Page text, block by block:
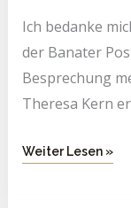
Ich bedanke
der Banater
Besprechung
Theresa Kern
Weiter Lesen »